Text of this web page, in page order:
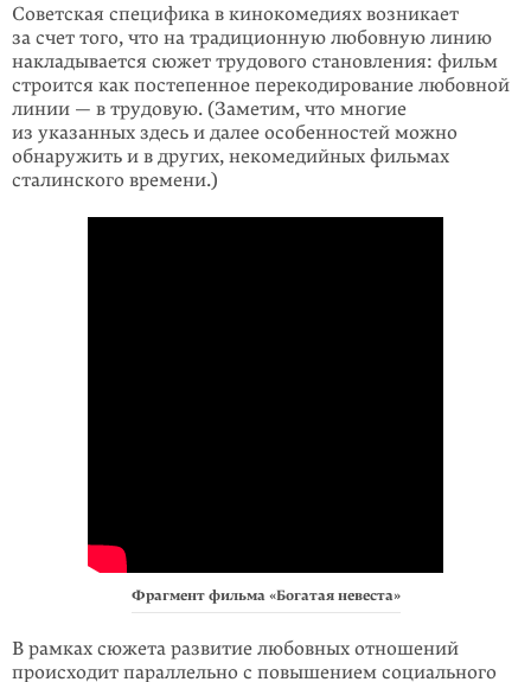
Советская специфика в кинокомедиях возникает
за счет того, что на традиционную любовную линию
накладывается сюжет трудового становления: фильм
строится как постепенное перекодирование любовной
линии — в трудовую. (Заметим, что многие
из указанных здесь и далее особенностей можно
обнаружить и в других, некомедийных фильмах
сталинского времени.)
Фрагмент фильма «Богатая невеста»
В рамках сюжета развитие любовных отношений
происходит параллельно с повышением социального